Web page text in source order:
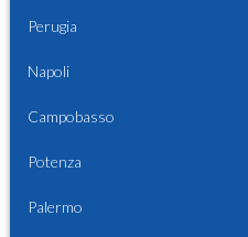
Perugia
Napoli
Campobasso
Potenza
Palermo